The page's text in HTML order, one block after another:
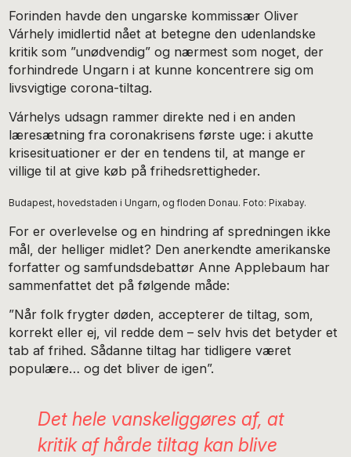
Forinden havde den ungarske kommissær Oliver
Várhely imidlertid nået at betegne den udenlandske
kritik som ”unødvendig” og nærmest som noget, der
forhindrede Ungarn i at kunne koncentrere sig om
livsvigtige corona-tiltag.
Várhelys udsagn rammer direkte ned i en anden
læresætning fra coronakrisens første uge: i akutte
krisesituationer er der en tendens til, at mange er
villige til at give køb på frihedsrettigheder.
Budapest, hovedstaden i Ungarn, og floden Donau. Foto: Pixabay.
For er overlevelse og en hindring af spredningen ikke
mål, der helliger midlet? Den anerkendte amerikanske
forfatter og samfundsdebattør Anne Applebaum har
sammenfattet det på følgende måde:
”Når folk frygter døden, accepterer de tiltag, som,
korrekt eller ej, vil redde dem – selv hvis det betyder et
tab af frihed. Sådanne tiltag har tidligere været
populære… og det bliver de igen”.
Det hele vanskeliggøres af, at
kritik af hårde tiltag kan blive